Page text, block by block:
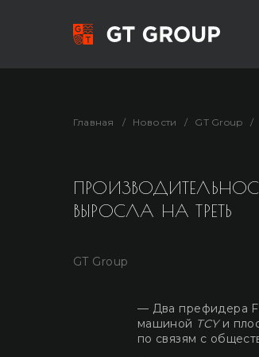
Главная Новости GT Group
ВЫРОСЛА НА ТРЕТЬ
GT Group
— Два префидера
машиной TCY и
по связям с